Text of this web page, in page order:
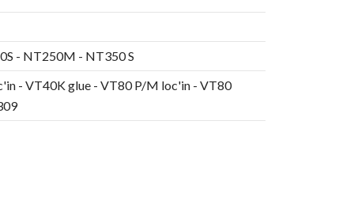
- NT250M - NT350 S
- VT40K glue - VT80 P/M loc'in - VT80